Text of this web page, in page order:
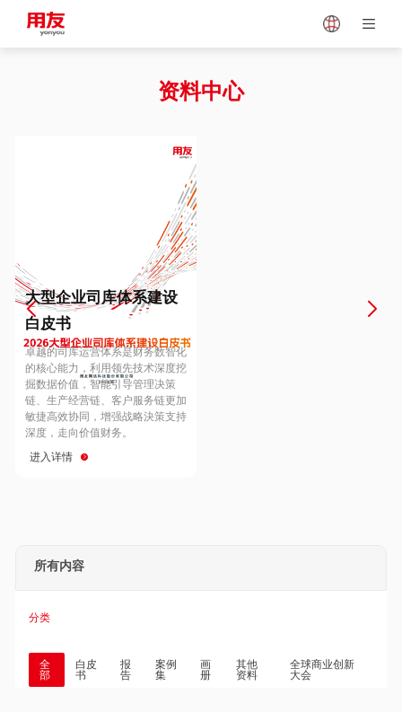
Vietnam
Europe
Hungary
Hong Kong
资料中心
大型企业司库体系建设
白皮书
卓越的司库运营体系是财务数智化
的核心能力，利用领先技术深度挖
掘数据价值，智能引导管理决策
链、生产经营链、客户服务链更加
敏捷高效协同，增强战略決策支持
深度，走向价值财务。
进入详情
所有内容
分类
全
部
白皮
书
报
告
案例
集
画
册
其他
资料
全球商业创新
大会